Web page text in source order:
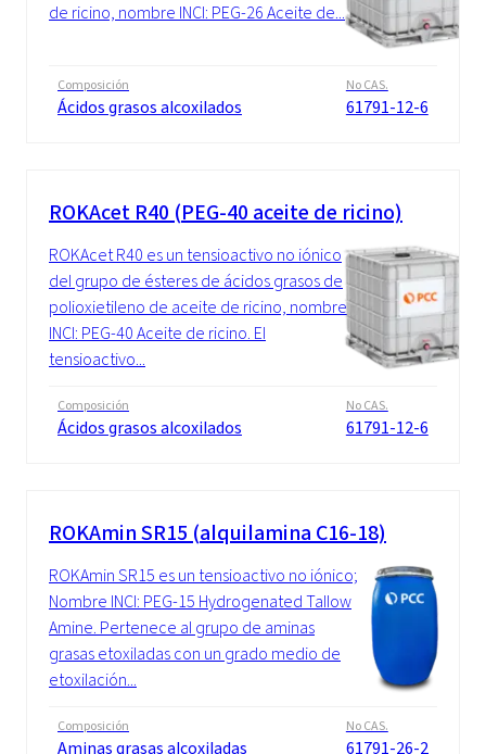
de ricino, nombre INCI: PEG-26 Aceite de...
Composición
Ácidos grasos alcoxilados
No CAS.
61791-12-6
ROKAcet R40 (PEG-40 aceite de ricino)
ROKAcet R40 es un tensioactivo no iónico
del grupo de ésteres de ácidos grasos de
polioxietileno de aceite de ricino, nombre
INCI: PEG-40 Aceite de ricino. El
tensioactivo...
Composición
Ácidos grasos alcoxilados
No CAS.
61791-12-6
ROKAmin SR15 (alquilamina C16-18)
ROKAmin SR15 es un tensioactivo no iónico;
Nombre INCI: PEG-15 Hydrogenated Tallow
Amine. Pertenece al grupo de aminas
grasas etoxiladas con un grado medio de
etoxilación...
Composición
Aminas grasas alcoxiladas
No CAS.
61791-26-2